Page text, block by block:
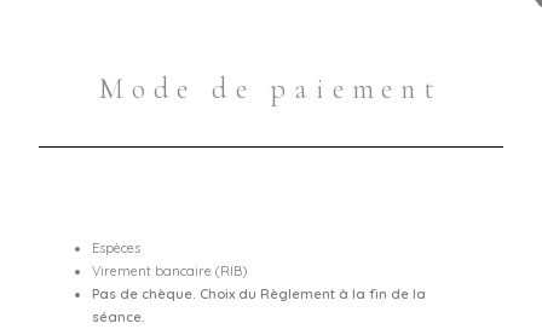
Mode de paiement
Espèces
Virement bancaire (RIB)
Pas de chèque. Choix du Règlement à la fin de la
séance.